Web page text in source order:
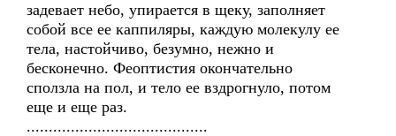
задевает небо, упирается в щеку, заполняет
собой все ее каппиляры, каждую молекулу ее
тела, настойчиво, безумно, нежно и
бесконечно. Феоптистия окончательно
сползла на пол, и тело ее вздрогнуло, потом
еще и еще раз.
.........................................